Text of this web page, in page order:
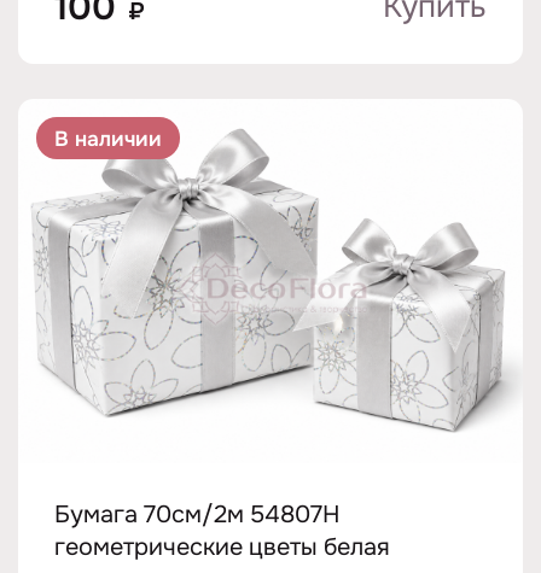
₽
В наличии
Бумага 70см/2м 54807H
геометрические цветы белая